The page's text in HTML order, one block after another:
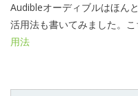
Audibleオーディブルはほん
活用法も書いてみました。
用法